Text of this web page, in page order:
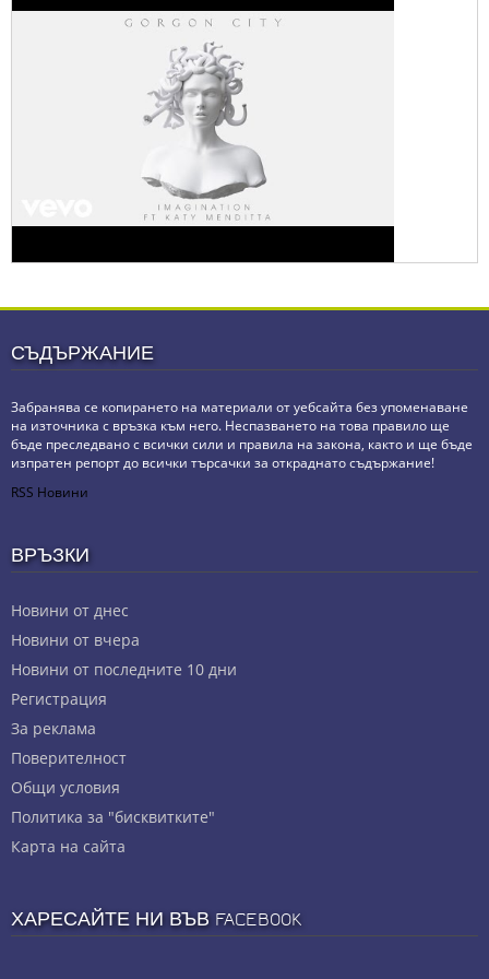
СЪДЪРЖАНИЕ
Забранява се копирането на материали от уебсайта без упоменаване
на източника с връзка към него. Неспазването на това правило ще
бъде преследвано с всички сили и правила на закона, както и ще бъде
изпратен репорт до всички търсачки за откраднато съдържание!
RSS Новини
ВРЪЗКИ
Новини от днес
Новини от вчера
Новини от последните 10 дни
Регистрация
За реклама
Πoвepитeлнocт
Общи условия
Политика за "бисквитките"
Карта на сайта
ХАРЕСАЙТЕ НИ ВЪВ FACEBOOK